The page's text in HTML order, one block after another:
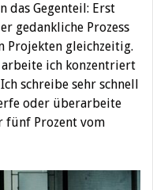
das Gegenteil: Erst
gedankliche Prozess
Projekten gleichzeitig.
arbeite ich konzentriert
schreibe sehr schnell
oder überarbeite
fünf Prozent vom